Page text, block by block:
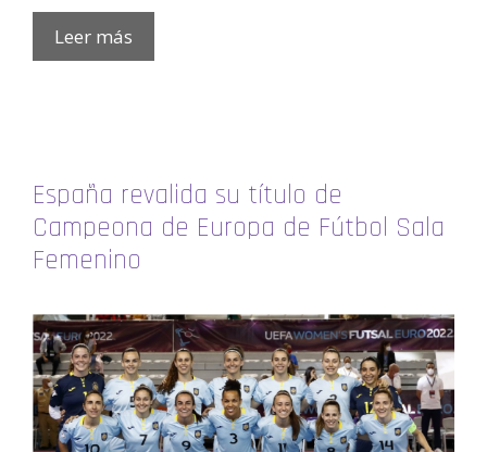
Leer más
España revalida su título de
Campeona de Europa de Fútbol Sala
Femenino